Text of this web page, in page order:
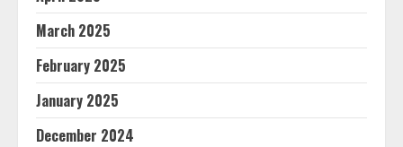
March 2025
February 2025
January 2025
December 2024